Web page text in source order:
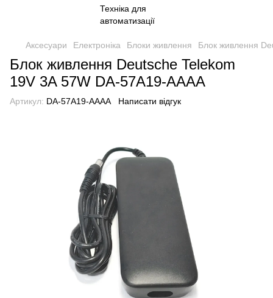
Аксесуари Електроніка Блоки живлення Блок живлення
Блок живлення Deutsche Telekom
19V 3A 57W DA-57A19-AAAA
Артикул: DA-57A19-AAAA Написати відгук